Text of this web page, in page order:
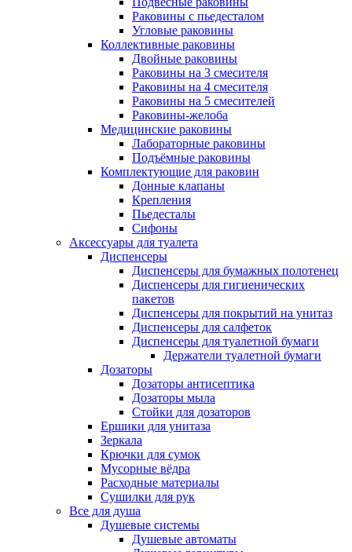
Раковины с пьедесталом
Угловые раковины
Коллективные раковины
Двойные раковины
Раковины на 3 смесителя
Раковины на 4 смесителя
Раковины на 5 смесителей
Раковины-желоба
Медицинские раковины
Лабораторные раковины
Подъёмные раковины
Комплектующие для раковин
Донные клапаны
Крепления
Пьедесталы
Сифоны
Аксессуары для туалета
Диспенсеры
Диспенсеры для бумажных полотенец
Диспенсеры для гигиенических
пакетов
Диспенсеры для покрытий на унитаз
Диспенсеры для салфеток
Диспенсеры для туалетной бумаги
Держатели туалетной бумаги
Дозаторы
Дозаторы антисептика
Дозаторы мыла
Стойки для дозаторов
Ершики для унитаза
Зеркала
Крючки для сумок
Мусорные вёдра
Расходные материалы
Сушилки для рук
Все для душа
Душевые системы
Душевые автоматы